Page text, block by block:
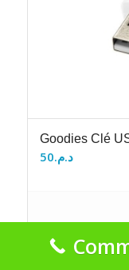
Goodies Clé
د.م.50